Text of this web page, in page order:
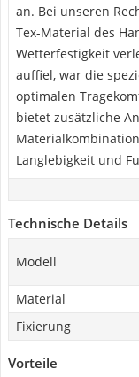
an. Bei unseren
Tex-Material des
Wetterfestigkeit
auffiel, war die
optimalen
bietet zusätzliche
Langlebigkeit und
Technische Details
Modell
Material
Fixierung
Vorteile